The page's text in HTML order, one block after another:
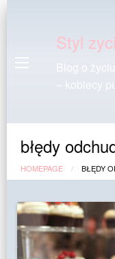
Styl
– kobiecy
błędy
HOMEPAGE BŁĘDY